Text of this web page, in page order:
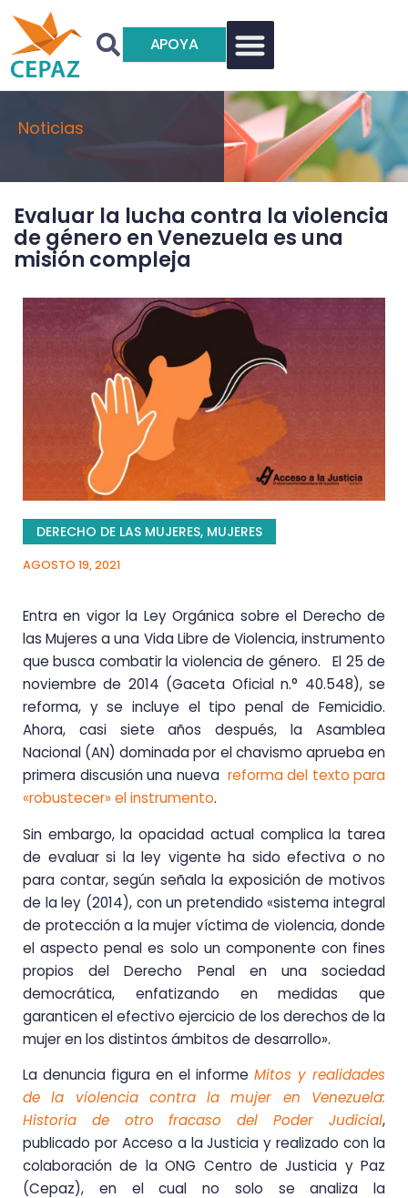
APOYA
Noticias
Evaluar la lucha contra la violencia
de género en Venezuela es una
misión compleja
DERECHO DE LAS MUJERES, MUJERES
AGOSTO 19, 2021
Entra en vigor la Ley Orgánica sobre el Derecho de
las Mujeres a una Vida Libre de Violencia, instrumento
que busca combatir la violencia de género. El 25 de
noviembre de 2014 (Gaceta Oficial n.° 40.548), se
reforma, y se incluye el tipo penal de Femicidio.
Ahora, casi siete años después, la Asamblea
Nacional (AN) dominada por el chavismo aprueba en
primera discusión una nueva reforma del texto para
«robustecer» el instrumento.
Sin embargo, la opacidad actual complica la tarea
de evaluar si la ley vigente ha sido efectiva o no
para contar, según señala la exposición de motivos
de la ley (2014), con un pretendido «sistema integral
de protección a la mujer víctima de violencia, donde
el aspecto penal es solo un componente con fines
propios del Derecho Penal en una sociedad
democrática, enfatizando en medidas que
garanticen el efectivo ejercicio de los derechos de la
mujer en los distintos ámbitos de desarrollo».
La denuncia figura en el informe Mitos y realidades
de la violencia contra la mujer en Venezuela:
Historia de otro fracaso del Poder Judicial,
publicado por Acceso a la Justicia y realizado con la
colaboración de la ONG Centro de Justicia y Paz
(Cepaz), en el cual no solo se analiza la